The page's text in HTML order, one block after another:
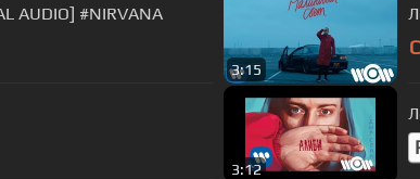
AUDIO] #NIRVANA
3:15
3:12